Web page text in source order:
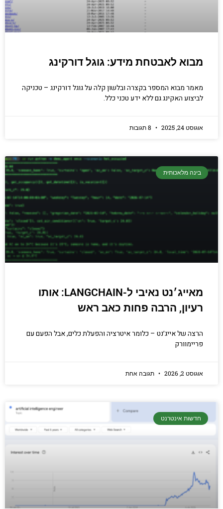
הכנסו עכשיו
מבוא לאבטחת מידע: גוגל דורקינג
מאמר מבוא המספר בקצרה ובלשון קלה על גוגל דורקינג – טכניקה
לביצוע האקינג גם ללא ידע טכני כלל.
אוגוסט 24, 2025
בינה מלאכותית
מאייג׳נט נאיבי ל-LANGCHAIN: אותו
רעיון, הרבה פחות כאב ראש
הרצה של אייג׳נט – כלומר איטרציה והפעלת כלים, אבל הפעם עם
פריימוורק
אוגוסט 2, 2026 תגובה אחת
חדשות אינטרנט